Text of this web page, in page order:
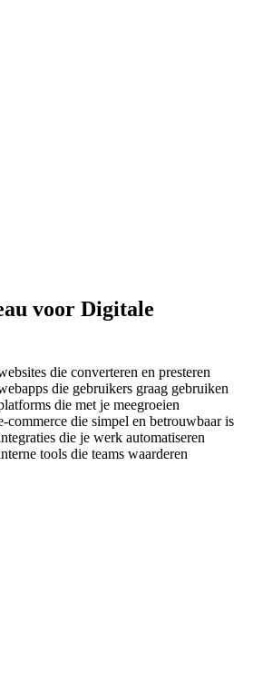
voor Digitale
die converteren en presteren
die gebruikers graag gebruiken
die met je meegroeien
commerce die simpel en betrouwbaar is
die je werk automatiseren
tools die teams waarderen